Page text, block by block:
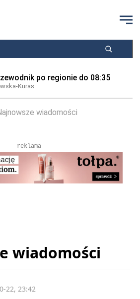
po regionie do 08:35
Kuras
wiadomości
reklama
wiadomości
22, 23:42